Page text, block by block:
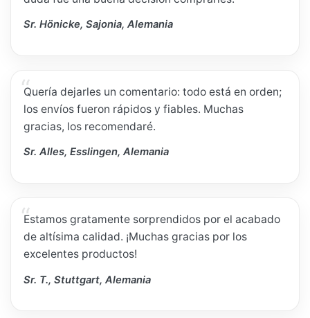
Sr. Hönicke, Sajonia, Alemania
Quería dejarles un comentario: todo está en orden;
los envíos fueron rápidos y fiables. Muchas
gracias, los recomendaré.
Sr. Alles, Esslingen, Alemania
Estamos gratamente sorprendidos por el acabado
de altísima calidad. ¡Muchas gracias por los
excelentes productos!
Sr. T., Stuttgart, Alemania